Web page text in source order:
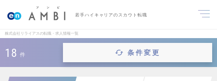
若手ハイキャリアのスカウト転職
株式会社リライアスの転職・求人情報一覧
18 件 条件変更